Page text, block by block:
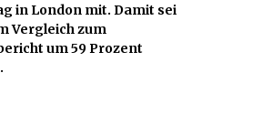
in London mit. Damit sei
Vergleich zum
um 59 Prozent